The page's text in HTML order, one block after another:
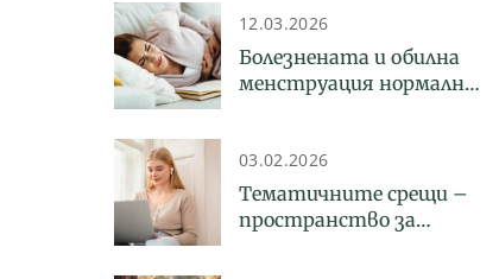
Болезнената и обилна
менструация нормална
ендометриозата
12.03.2026
Тематичните срещи –
пространство за
03.02.2026